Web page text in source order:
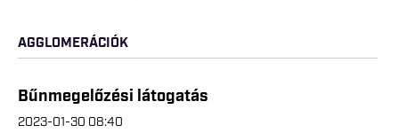
AGGLOMERÁCIÓK
Bűnmegelőzési látogatás
2023-01-30 08:40